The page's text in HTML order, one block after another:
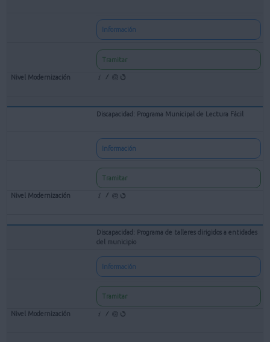
Información
Tramitar
Discapacidad: Programa Municipal de Lectura Fácil
Información
Tramitar
Discapacidad: Programa de talleres dirigidos a entidades
del municipio
Información
Tramitar